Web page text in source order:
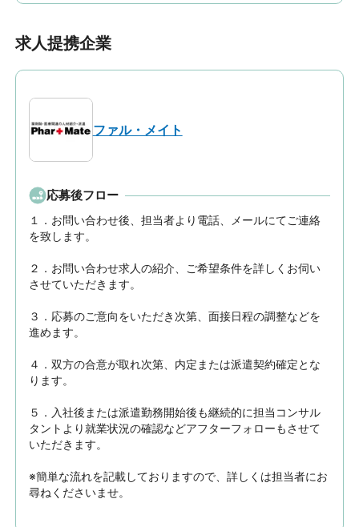
求人提携企業
ファル・メイト
応募後フロー
１．お問い合わせ後、担当者より電話、メールにてご連絡
を致します。
２．お問い合わせ求人の紹介、ご希望条件を詳しくお伺い
させていただきます。
３．応募のご意向をいただき次第、面接日程の調整などを
進めます。
４．双方の合意が取れ次第、内定または派遣契約確定とな
ります。
５．入社後または派遣勤務開始後も継続的に担当コンサル
タントより就業状況の確認などアフターフォローもさせて
いただきます。
※簡単な流れを記載しておりますので、詳しくは担当者にお
尋ねくださいませ。